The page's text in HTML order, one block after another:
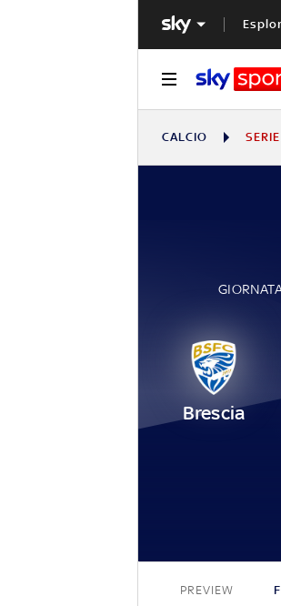
CALCIO
Brescia
PREVIEW